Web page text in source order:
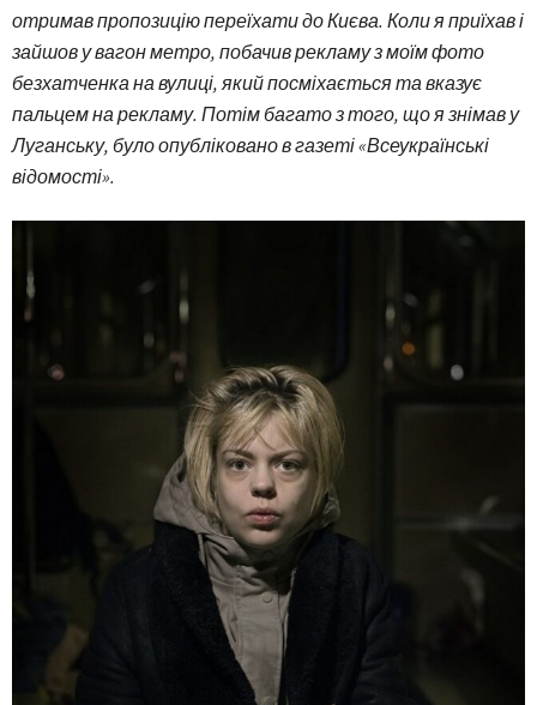
отримав пропозицію переїхати до Києва. Коли я приїхав і
зайшов у вагон метро, побачив рекламу з моїм фото
безхатченка на вулиці, який посміхається та вказує
пальцем на рекламу. Потім багато з того, що я знімав у
Луганську, було опубліковано в газеті «Всеукраїнські
відомості».